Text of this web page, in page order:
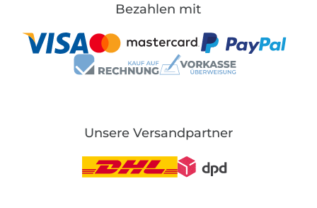
Bezahlen mit
Unsere Versandpartner